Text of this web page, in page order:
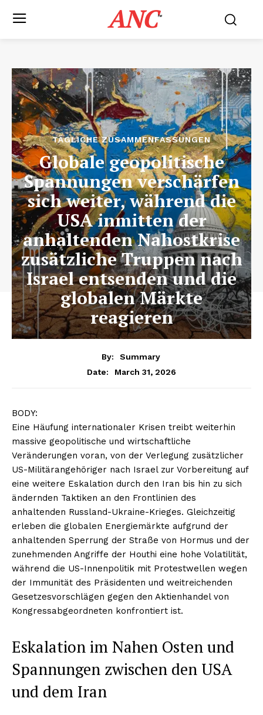
ANC™
TÄGLICHE ZUSAMMENFASSUNGEN
Globale geopolitische
Spannungen verschärfen
sich weiter, während die
USA inmitten der
anhaltenden Nahostkrise
zusätzliche Truppen nach
Israel entsenden und die
globalen Märkte
reagieren
By:
Summary
Date:
March 31, 2026
BODY:
Eine Häufung internationaler Krisen treibt weiterhin
massive geopolitische und wirtschaftliche
Veränderungen voran, von der Verlegung zusätzlicher
US-Militärangehöriger nach Israel zur Vorbereitung auf
eine weitere Eskalation durch den Iran bis hin zu sich
ändernden Taktiken an den Frontlinien des
anhaltenden Russland-Ukraine-Krieges. Gleichzeitig
erleben die globalen Energiemärkte aufgrund der
anhaltenden Sperrung der Straße von Hormus und der
zunehmenden Angriffe der Houthi eine hohe Volatilität,
während die US-Innenpolitik mit Protestwellen wegen
der Immunität des Präsidenten und weitreichenden
Gesetzesvorschlägen gegen den Aktienhandel von
Kongressabgeordneten konfrontiert ist.
Eskalation im Nahen Osten und
Spannungen zwischen den USA
und dem Iran